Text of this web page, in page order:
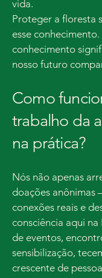
vida.
Proteger a floresta
esse
conhecimento
nosso futuro
Como
trabalho da
na prática?
Nós não apenas
doações anônimas
conexões reais e
consciência aqui
de eventos,
sensibilização,
crescente de